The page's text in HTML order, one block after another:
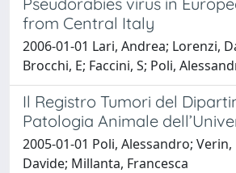
from Central Italy
2006-01-01 Lari, Andrea; Lorenzi,
Brocchi, E; Faccini, S; Poli,
Il Registro Tumori del
Patologia Animale
2005-01-01 Poli, Alessandro;
Davide; Millanta, Francesca